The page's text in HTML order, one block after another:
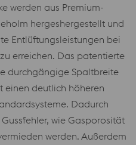
werden aus Premium-
hergeshergestellt und
Entlüftungsleistungen bei
erreichen. Das patentierte
durchgängige Spaltbreite
einen deutlich höheren
Dadurch
wie Gasporosität
werden. Außerdem